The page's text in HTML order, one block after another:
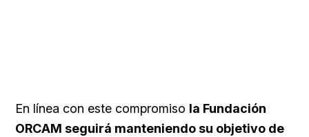
En línea con este compromiso la Fundación
ORCAM seguirá manteniendo su objetivo de